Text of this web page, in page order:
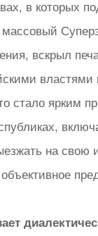
в которых
вскрыл
стало ярким
на свою